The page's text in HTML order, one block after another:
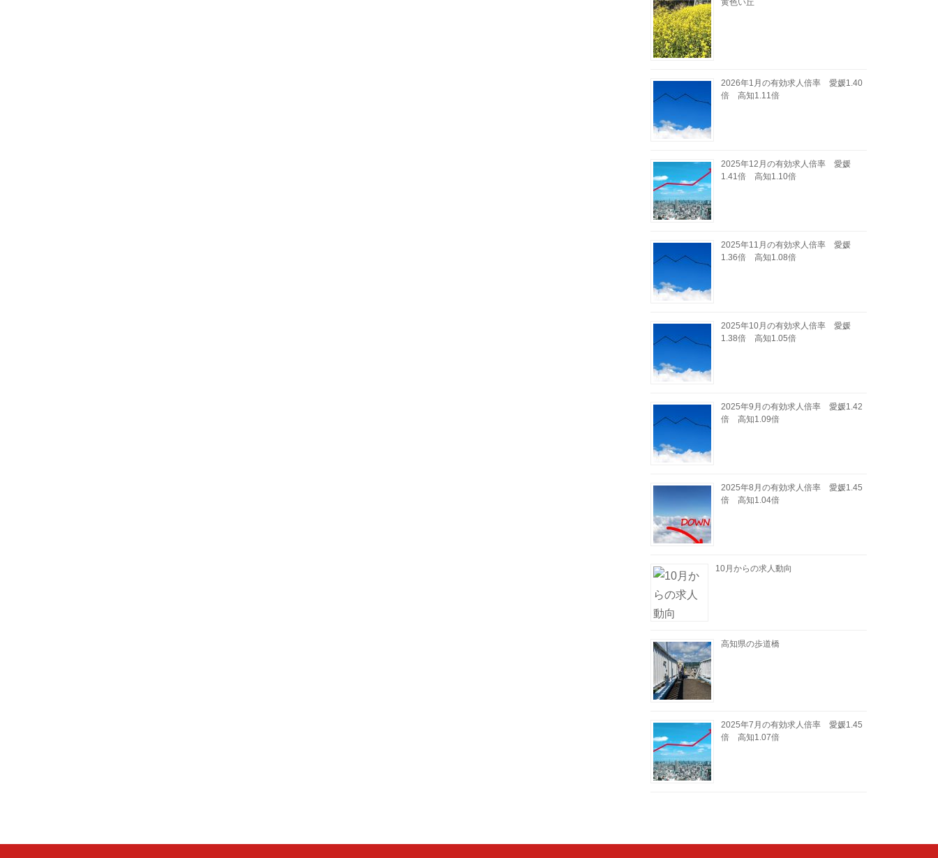
黄色い丘
2026年1月の有効求人倍率 愛媛1.40
倍 高知1.11倍
2025年12月の有効求人倍率 愛媛
1.41倍 高知1.10倍
2025年11月の有効求人倍率 愛媛
1.36倍 高知1.08倍
2025年10月の有効求人倍率 愛媛
1.38倍 高知1.05倍
2025年9月の有効求人倍率 愛媛1.42
倍 高知1.09倍
2025年8月の有効求人倍率 愛媛1.45
倍 高知1.04倍
10月からの求人動向
高知県の歩道橋
2025年7月の有効求人倍率 愛媛1.45
倍 高知1.07倍